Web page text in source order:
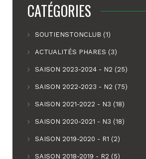
CATÉGORIES
SOUTIENSTONCLUB (1)
ACTUALITÉS PHARES (3)
SAISON 2023-2024 - N2 (25)
SAISON 2022-2023 - N2 (75)
SAISON 2021-2022 - N3 (18)
SAISON 2020-2021 - N3 (18)
SAISON 2019-2020 - R1 (2)
SAISON 2018-2019 - R2 (5)